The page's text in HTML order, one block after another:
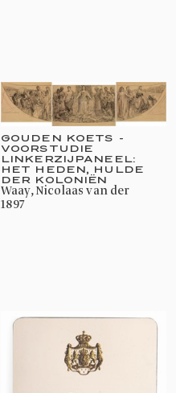
GOUDEN KOETS -
VOORSTUDIE
LINKERZIJPANEEL:
HET HEDEN, HULDE
DER KOLONIËN
Waay, Nicolaas van der
1897